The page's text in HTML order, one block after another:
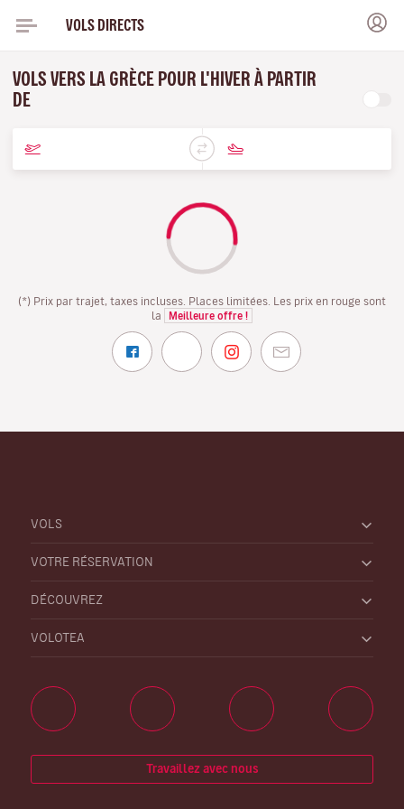
VOLS DIRECTS
VOLS VERS LA GRÈCE POUR L'HIVER À PARTIR
DE
(*) Prix par trajet, taxes incluses. Places limitées. Les prix en rouge sont
la
Meilleure offre !
VOLS
VOTRE RÉSERVATION
DÉCOUVREZ
VOLOTEA
Travaillez avec nous